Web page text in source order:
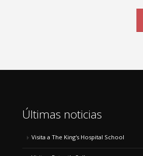
Últimas noticias
Visita a The King's Hospital School